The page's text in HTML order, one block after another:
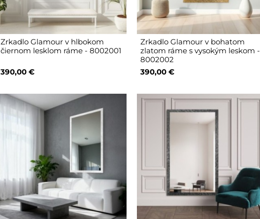
Zrkadlo Glamour v hlbokom
čiernom lesklom ráme - 8002001
390,00 €
Zrkadlo Glamour v bohatom
zlatom ráme s vysokým leskom -
8002002
390,00 €